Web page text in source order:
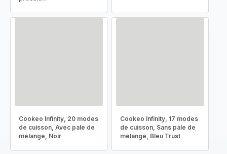
Cookeo Infinity, 20 modes
de cuisson, Avec pale de
mélange, Noir
Cookeo Infinity, 17 modes
de cuisson, Sans pale de
mélange, Bleu Trust